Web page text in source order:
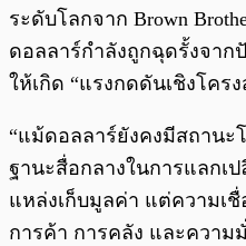
ระดับโลกจาก Brown
ดอลลาร์กำลังถูกฉุดรั้งจาก
ให้เกิด “แรงกดดันเชิงโคร
“แม้ดอลลาร์ยังคงมีสถานะ
ฐานะสื่อกลางในการแลกเ
แหล่งเก็บมูลค่า แต่ความเ
การค้า การคลัง และความ